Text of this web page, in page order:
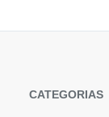
CATEGORIAS